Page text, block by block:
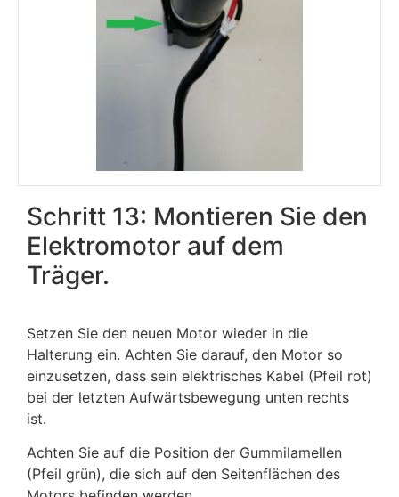
Schritt 13: Montieren Sie den
Elektromotor auf dem
Träger.
Setzen Sie den neuen Motor wieder in die
Halterung ein. Achten Sie darauf, den Motor so
einzusetzen, dass sein elektrisches Kabel (Pfeil rot)
bei der letzten Aufwärtsbewegung unten rechts
ist.
Achten Sie auf die Position der Gummilamellen
(Pfeil grün), die sich auf den Seitenflächen des